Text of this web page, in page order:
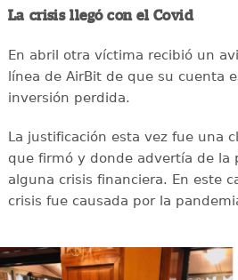
La crisis llegó con el Covid
En abril otra víctima recibió un
línea de AirBit de que su cuenta
inversión perdida.
La justificación esta vez fue una
que firmó y donde advertía de la
alguna crisis financiera. En este
crisis fue causada por la